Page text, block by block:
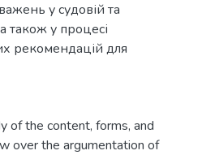
у судовій та
також у процесі
рекомендацій для
of the content, forms, and
over the argumentation of